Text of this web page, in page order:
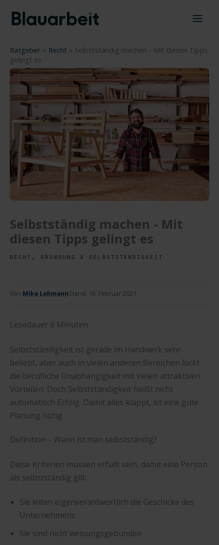
Inhalt
springen
Ratgeber » Recht » Selbstständig machen - Mit diesen Tipps
gelingt es
Selbstständig machen - Mit
diesen Tipps gelingt es
RECHT , GRÜNDUNG & SELBSTSTÄNDIGKEIT
Von Mika LehmannStand: 16. Februar 2021
Lesedauer 6 Minuten
Selbstständigkeit ist gerade im Handwerk sehr
beliebt, aber auch in vielen anderen Bereichen lockt
die berufliche Unabhängigkeit mit vielen attraktiven
Vorteilen. Doch Selbstständigkeit heißt nicht
automatisch Erfolg. Damit alles klappt, ist eine gute
Planung nötig.
Definition – Wann ist man selbstständig?
Diese Kriterien müssen erfüllt sein, damit eine Person
als selbstständig gilt:
Sie leiten eigenverantwortlich die Geschicke des
Unternehmens
Sie sind nicht weisungsgebunden